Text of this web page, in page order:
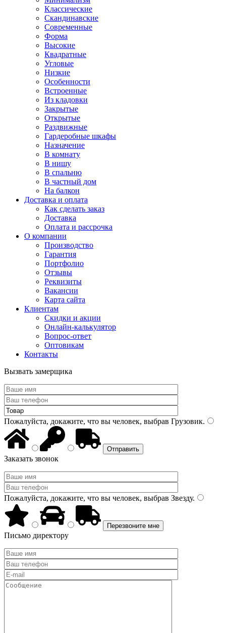
Классические
Скандинавские
Современные
Форма
Высокие
Квадратные
Угловые
Низкие
Особенности
Встроенные
Из кладовки
Закрытые
Открытые
Раздвижные
Гардеробные шкафы
Назначение
В комнату
В нишу
В спальню
В частный дом
На балкон
Доставка и оплата
Как сделать заказ
Доставка
Оплата и рассрочка
О компании
Производство
Гарантия
Портфолио
Отзывы
Реквизиты
Вакансии
Карта сайта
Клиентам
Скидки и акции
Онлайн-калькулятор
Вопрос-ответ
Оптовикам
Контакты
Вызвать замерщика
Пожалуйста, докажите, что вы человек, выбрав Грузовик.
Заказать звонок
Пожалуйста, докажите, что вы человек, выбрав Звезду.
Письмо директору